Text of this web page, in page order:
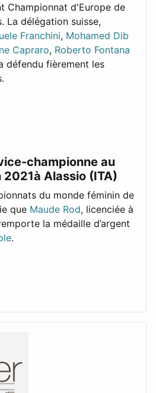
Championnat d'Europe de
La délégation suisse,
Franchini, Mohamed Dib
Capraro, Roberto Fontana
défendu fièrement les
championne au
Alassio (ITA)
du monde féminin de
que Maude Rod, licenciée à
la médaille d’argent
.